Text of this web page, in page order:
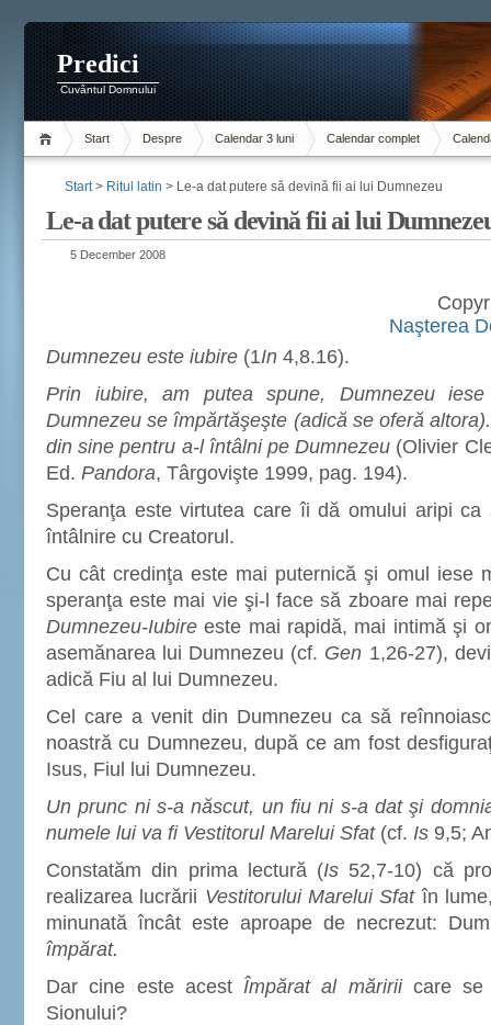
Predici
Cuvântul Domnului
Start Despre Calendar 3 luni Calendar complet
Start> Ritul latin > Le-a dat putere să devină fii ai lui Dumnezeu
Le-a dat putere să devină fii ai lui
5 December 2008
Naşterea
Dumnezeu este iubire (1In 4,8.16).
Prin iubire, am putea spune, Dumnezeu
Dumnezeu se împărtăşeşte (adică se oferă
din sine pentru a-l întâlni pe Dumnezeu (Olivier
Ed. Pandora, Târgovişte 1999, pag. 194).
Speranţa este virtutea care îi dă omului aripi ca
întâlnire cu Creatorul.
Cu cât credinţa este mai puternică şi omul iese
speranţa este mai vie şi-l face să zboare mai
Dumnezeu-Iubireeste mai rapidă, mai intimă şi
asemănarea lui Dumnezeu (cf. Gen 1,26-27),
adică Fiu al lui Dumnezeu.
Cel care a venit din Dumnezeu ca să
noastră cu Dumnezeu, după ce am fost
Isus, Fiul lui Dumnezeu.
Un prunc ni s-a născut, un fiu ni s-a dat şi
numele lui va fi Vestitorul Marelui Sfat (cf. Is 9,5;
Constatăm din prima lectură (Is 52,7-10) că
realizarea lucrării Vestitorului Marelui Sfatîn
minunată încât este aproape de necrezut:
împărat.
Dar cine este acestÎmpărat al măririicare se
Sionului?